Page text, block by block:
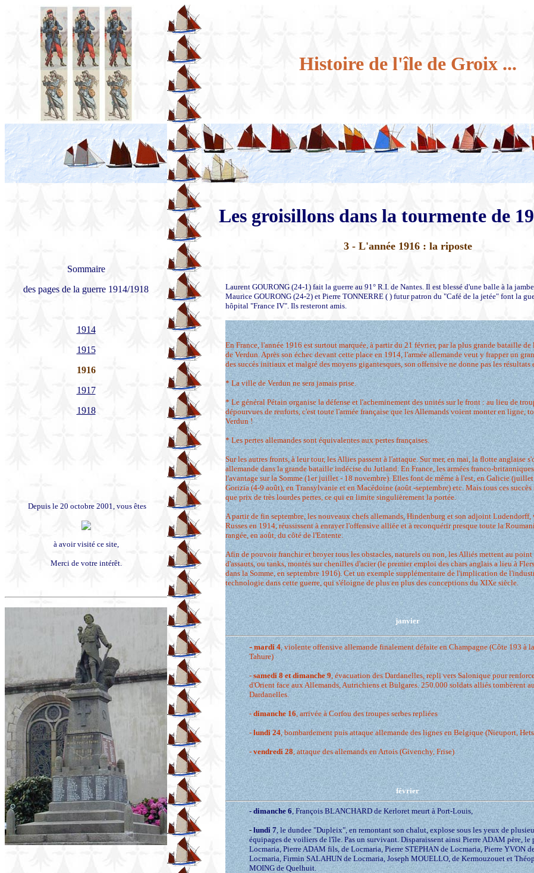
Histoire de l'île de Groix ...
Sommaire
des pages de la guerre 1914/1918
1914
1915
1916
1917
1918
Depuis le 20 octobre 2001, vous êtes
à avoir visité ce site,
Merci de votre intérêt.
Les groisillons dans la tourmente de
3 - L'année 1916 : la riposte
Laurent GOURONG (24-1) fait la guerre au 91° R.I. de Nantes. Il est blessé d'une balle à la
Maurice GOURONG (24-2) et Pierre TONNERRE ( ) futur patron du "Café de la jetée" font la
hôpital "France IV". Ils resteront amis.
En France, l'année 1916 est surtout marquée, à partir du 21 février, par la plus grande bataille de
de Verdun. Après son échec devant cette place en 1914, l'armée allemande veut y frapper un
des succès initiaux et malgré des moyens gigantesques, son offensive ne donne pas les résultats
* La ville de Verdun ne sera jamais prise.
* Le général Pétain organise la défense et l'acheminement des unités sur le front : au lieu de
dépourvues de renforts, c'est toute l'armée française que les Allemands voient monter en ligne,
Verdun !
* Les pertes allemandes sont équivalentes aux pertes françaises.
Sur les autres fronts, à leur tour, les Allies passent à l'attaque. Sur mer, en mai, la flotte anglaise
allemande dans la grande bataille indécise du Jutland. En France, les armées franco-
l'avantage sur la Somme (1er juillet - 18 novembre). Elles font de même à l'est, en Galicie
Gorizia (4-9 août), en Transylvanie et en Macédoine (août -septembre) etc. Mais tous ces succès
que prix de très lourdes pertes, ce qui en limite singulièrement la portée.
A partir de fin septembre, les nouveaux chefs allemands, Hindenburg et son adjoint Ludendorff,
Russes en 1914, réussissent à enrayer l'offensive alliée et à reconquérir presque toute la
rangée, en août, du côté de l'Entente.
Afin de pouvoir franchir et broyer tous les obstacles, naturels ou non, les Alliés mettent au point
d'assauts, ou tanks, montés sur chenilles d'acier (le premier emploi des chars anglais a lieu à
dans la Somme, en septembre 1916). Cet un exemple supplémentaire de l'implication de
technologie dans cette guerre, qui s'éloigne de plus en plus des conceptions du XIXe siècle.
janvier
- mardi 4, violente offensive allemande finalement défaite en Champagne (Côte 193 à
Tahure)
-samedi 8 et dimanche 9, évacuation des Dardanelles, repli vers Salonique pour
d'Orient face aux Allemands, Autrichiens et Bulgares. 250.000 soldats alliés tombèrent
Dardanelles.
-dimanche 16, arrivée à Corfou des troupes serbes repliées
-lundi 24, bombardement puis attaque allemande des lignes en Belgique (Nieuport,
-vendredi 28, attaque des allemands en Artois (Givenchy, Frise)
février
-dimanche 6, François BLANCHARD de Kerloret meurt à Port-Louis,
- lundi 7, le dundee "Dupleix", en remontant son chalut, explose sous les yeux de
équipages de voiliers de l'île. Pas un survivant. Disparaissent ainsi Pierre ADAM père, le
Locmaria, Pierre ADAM fils, de Locmaria, Pierre STEPHAN de Locmaria, Pierre YVON
Locmaria, Firmin SALAHUN de Locmaria, Joseph MOUELLO, de Kermouzouet et
MOING de Quelhuit.